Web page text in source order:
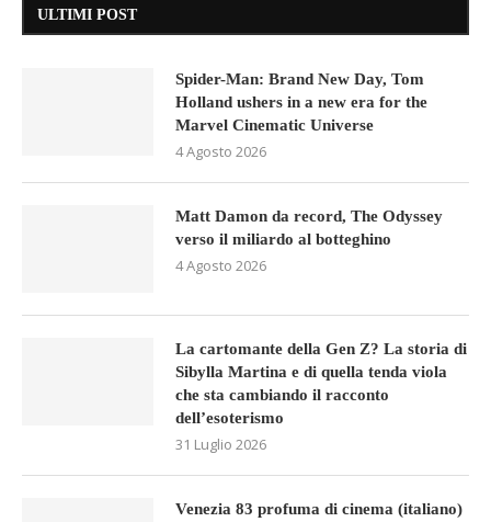
ULTIMI POST
Spider-Man: Brand New Day, Tom
Holland ushers in a new era for the
Marvel Cinematic Universe
4 Agosto 2026
Matt Damon da record, The Odyssey
verso il miliardo al botteghino
4 Agosto 2026
La cartomante della Gen Z? La storia di
Sibylla Martina e di quella tenda viola
che sta cambiando il racconto
dell’esoterismo
31 Luglio 2026
Venezia 83 profuma di cinema (italiano)